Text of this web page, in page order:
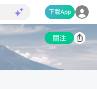
下載App
關注